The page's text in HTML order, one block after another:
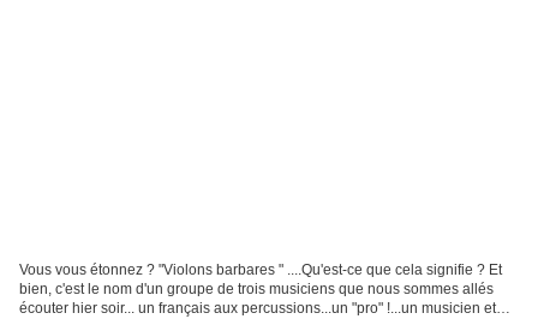
Vous vous étonnez ? "Violons barbares " ....Qu'est-ce que cela signifie ? Et
bien, c'est le nom d'un groupe de trois musiciens que nous sommes allés
écouter hier soir... un français aux percussions...un "pro" !...un musicien et